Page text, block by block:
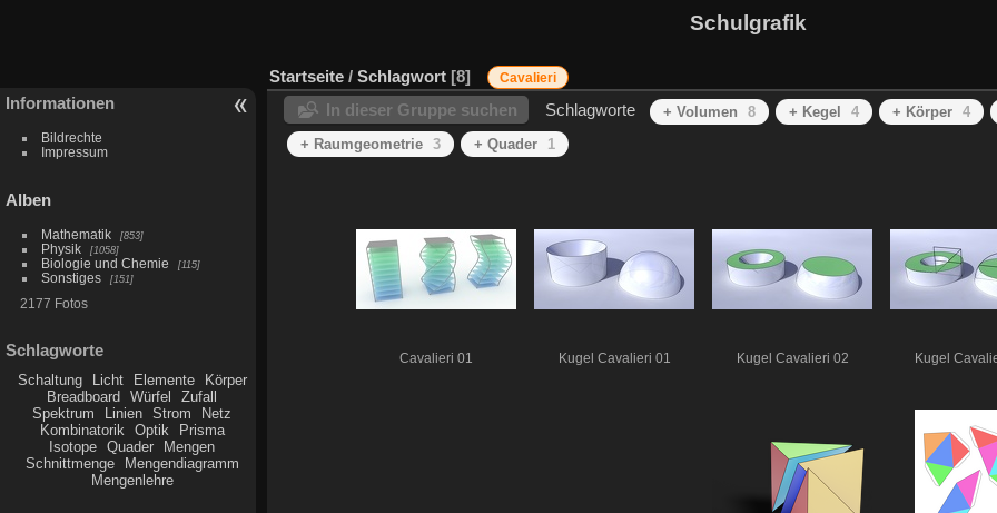
Schulgrafik
Informationen
Bildrechte
Impressum
Alben
Mathematik 853
Physik 1058
Biologie und Chemie 115
Sonstiges 151
2177 Fotos
Schlagworte
Schaltung Licht Elemente
Körper
Breadboard
Würfel
Zufall
Spektrum
Linien Strom
Netz
Kombinatorik
Optik
Prisma
Isotope
Quader
Mengen
Schnittmenge
Mengendiagramm
Mengenlehre
Startseite / Schlagwort 8 Cavalieri
In dieser Gruppe suchen Schlagworte + Volumen 8 + Kegel 4 + Körper 4
+ Raumgeometrie 3 + Quader 1
Cavalieri 01 Kugel Cavalieri 01 Kugel Cavalieri 02 Kugel